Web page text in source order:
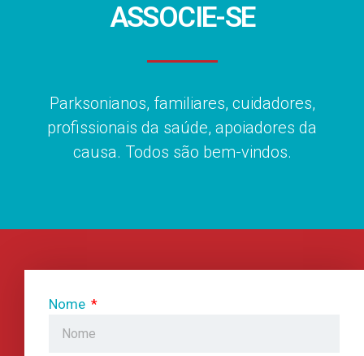
ASSOCIE-SE
Parksonianos, familiares, cuidadores,
profissionais da saúde, apoiadores da
causa. Todos são bem-vindos.
Nome